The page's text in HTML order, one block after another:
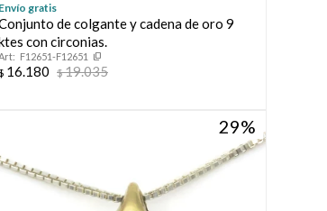
Envío gratis
de colgante y cadena de oro 9
con circonias.
F12651-F12651
16.180 $19.035
29